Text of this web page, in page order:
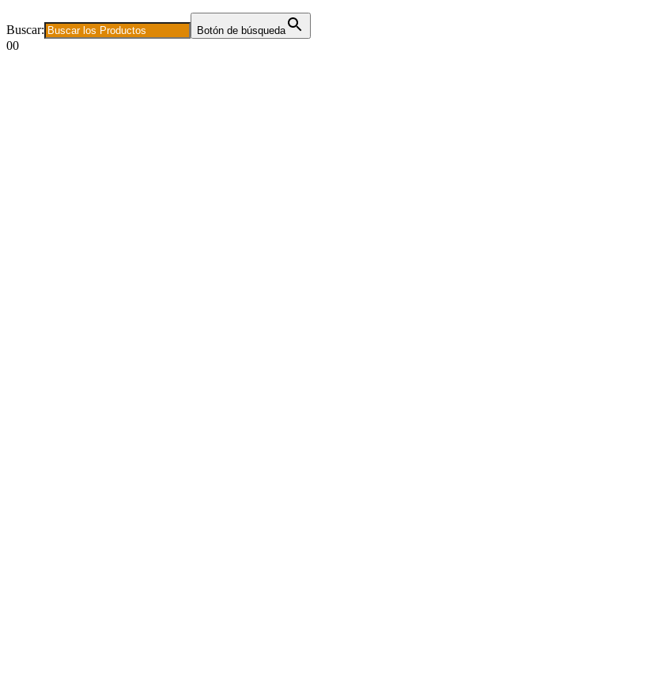
Buscar: Botón de búsqueda
00